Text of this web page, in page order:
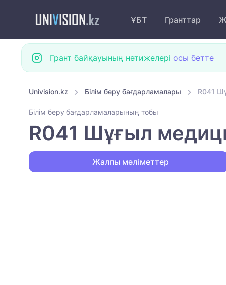
ҰБТ Гранттар
Грант байқауының нәтижелері осы бетте
Univision.kz Білім беру бағдарламалары R041
Білім беру бағдарламаларының тобы
R041 Шұғыл
Жалпы мәліметтер